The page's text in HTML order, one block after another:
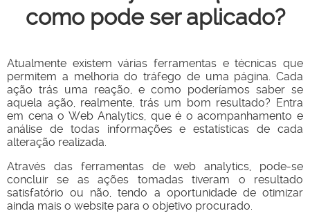
como pode ser aplicado?
Atualmente existem várias ferramentas e técnicas que
permitem a melhoria do tráfego de uma página. Cada
ação trás uma reação, e como poderíamos saber se
aquela ação, realmente, trás um bom resultado? Entra
em cena o Web Analytics, que é o acompanhamento e
análise de todas informações e estatísticas de cada
alteração realizada.
Através das ferramentas de web analytics, pode-se
concluir se as ações tomadas tiveram o resultado
satisfatório ou não, tendo a oportunidade de otimizar
ainda mais o website para o objetivo procurado.